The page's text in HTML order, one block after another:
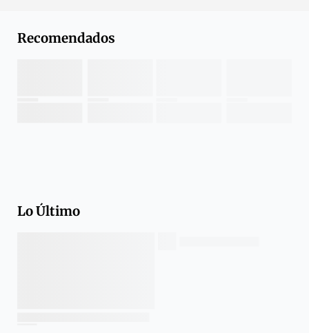
Recomendados
Lo Último